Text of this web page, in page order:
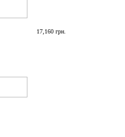
17,160 грн.